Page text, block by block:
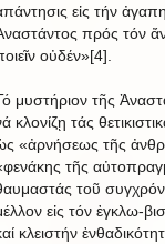
εἰς τήν
πρός τόν
οὐδέν»[4].
μυστήριον τῆς
κλονίζῃ τάς
«ἀρνήσεως τῆς
τῆς
τοῦ
εἰς τόν ἐγκλω-
κλειστήν